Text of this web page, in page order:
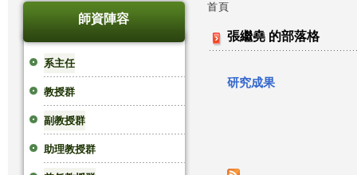
師資陣容
系主任
教授群
副教授群
助理教授群
您
首頁
張繼堯 的部落格
研究成果